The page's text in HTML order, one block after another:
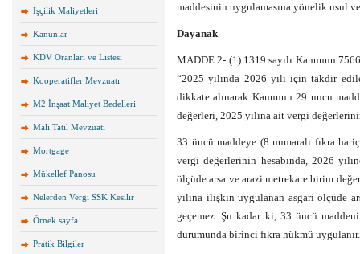
İşçilik Maliyetleri
Kanunlar
KDV Oranları ve Listesi
Kooperatifler Mevzuatı
M2 İnşaat Maliyet Bedelleri
Mali Tatil Mevzuatı
Mortgage
Mükellef Panosu
Nelerden Vergi SSK Kesilir
Örnek sayfa
Pratik Bilgiler
maddesinin uygulamasına yönelik usul ve
Dayanak
MADDE 2- (1) 1319 sayılı Kanunun
“2025 yılında 2026 yılı için takdir
dikkate alınarak Kanunun 29 uncu
değerleri, 2025 yılına ait vergi
33 üncü maddeye (8 numaralı fıkra
vergi değerlerinin hesabında, 2026
ölçüde arsa ve arazi metrekare birim
yılına ilişkin uygulanan asgari ölçüde
geçemez. Şu kadar ki, 33 üncü
durumunda birinci fıkra hükmü uygulanır.